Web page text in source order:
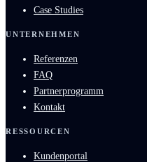
Case Studies
UNTERNEHMEN
Referenzen
FAQ
Partnerprogramm
Kontakt
RESSOURCEN
Kundenportal